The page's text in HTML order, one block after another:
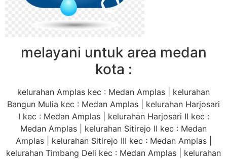
melayani untuk area medan
kota :
kelurahan Amplas kec : Medan Amplas | kelurahan
Bangun Mulia kec : Medan Amplas | kelurahan Harjosari
I kec : Medan Amplas | kelurahan Harjosari II kec :
Medan Amplas | kelurahan Sitirejo II kec : Medan
Amplas | kelurahan Sitirejo III kec : Medan Amplas |
kelurahan Timbang Deli kec : Medan Amplas | kelurahan